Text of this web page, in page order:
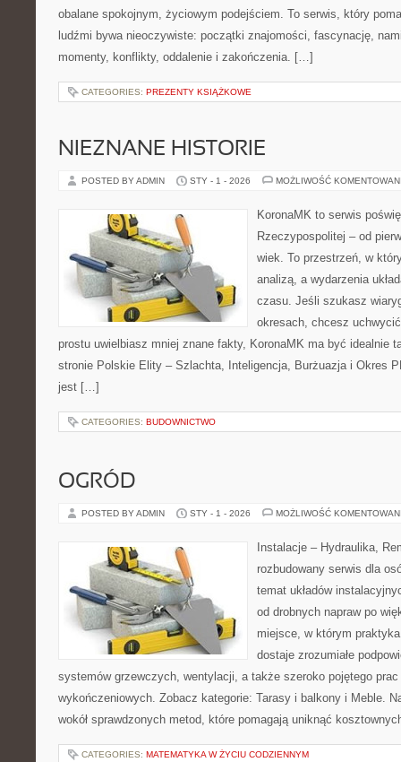
obalane spokojnym, życiowym podejściem. To serwis, który
ludźmi bywa nieoczywiste: początki znajomości, fascynację,
momenty, konflikty, oddalenie i zakończenia. […]
CATEGORIES: PREZENTY KSIĄŻKOWE
NIEZNANE HISTORIE
POSTED BY ADMIN STY - 1 - 2026 MOŻLIWOŚĆ
KoronaMK to serwis
Rzeczypospolitej – od
wiek. To przestrzeń, w
analizą, a wydarzenia
czasu. Jeśli szukasz
okresach, chcesz
prostu uwielbiasz mniej znane fakty, KoronaMK ma być idealnie
stronie Polskie Elity – Szlachta, Inteligencja, Burżuazja i Okres
jest […]
CATEGORIES: BUDOWNICTWO
OGRÓD
POSTED BY ADMIN STY - 1 - 2026 MOŻLIWOŚĆ
Instalacje – Hydraulika,
rozbudowany serwis dla
temat układów
od drobnych napraw po
miejsce, w którym
dostaje zrozumiałe
systemów grzewczych, wentylacji, a także szeroko pojętego
wykończeniowych. Zobacz kategorie: Tarasy i balkony i Meble.
wokół sprawdzonych metod, które pomagają uniknąć
CATEGORIES: MATEMATYKA W ŻYCIU CODZIENNYM